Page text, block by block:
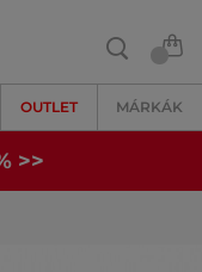
OUTLET MÁRKÁK
>>